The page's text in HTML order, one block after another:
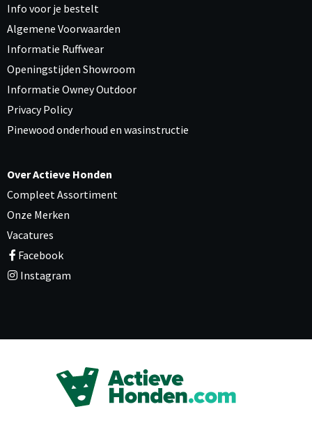
Info voor je bestelt
Algemene Voorwaarden
Informatie Ruffwear
Openingstijden Showroom
Informatie Owney Outdoor
Privacy Policy
Pinewood onderhoud en wasinstructie
Over Actieve Honden
Compleet Assortiment
Onze Merken
Vacatures
Facebook
Instagram